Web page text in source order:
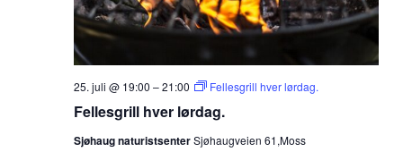
Fellesgrill hver lørdag.
25. juli @ 19:00 –21:00 Fellesgrill hver lørdag.
Sjøhaug naturistsenterSjøhaugveien 61,Moss